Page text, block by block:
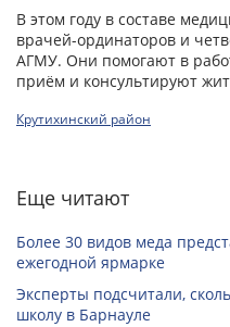
В этом году в составе
врачей-ординаторов и
АГМУ. Они помогают в
приём и консультируют
Крутихинский район
Еще читают
Более 30 видов меда
ежегодной ярмарке
Эксперты подсчитали,
школу в Барнауле